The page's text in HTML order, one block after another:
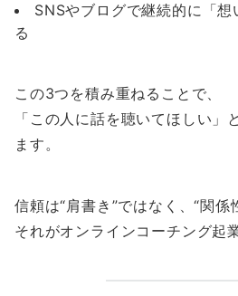
SNSやブログで継続的に「想
る
この3つを積み重ねることで、
「この人に話を聴いてほしい」
ます。
信頼は“肩書き”ではなく、“関係
それがオンラインコーチング起